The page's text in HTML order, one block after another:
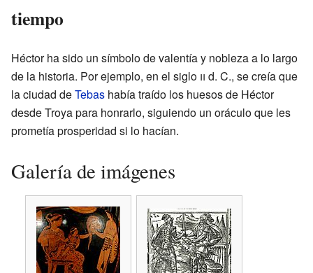
tiempo
Héctor ha sido un símbolo de valentía y nobleza a lo largo
de la historia. Por ejemplo, en el siglo ii d. C., se creía que
la ciudad deTebas había traído los huesos de Héctor
desde Troya para honrarlo, siguiendo un oráculo que les
prometía prosperidad si lo hacían.
Galería de imágenes